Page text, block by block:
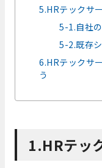
5.HRテックサ
5-1.自社
5-2.既存
6.HRテックサ
う
1.HRテッ